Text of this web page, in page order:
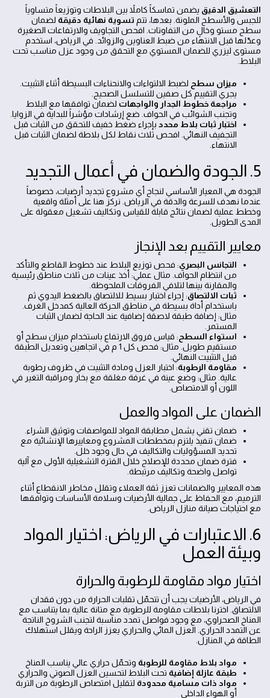
التعشيق الدقيق يضمن تماسكاً كاملاً بين البلاطات وتوزيعاً متساوياً
للجبس والأسطح الملونة. بعدها، تتم تسوية نهائية دقيقة لضمان
سطح مستو وخالٍ من التفاوتات. افحص التجاويف والارتفاعات الصغيرة
وعدّلها قبل الانتهاء من ضبط العناوين والزوائد. في الرياض، استخدم
مستوى ليزري للضمان المستوي مع التحقق من وجود عزل مناسب تحت
البلاط.
ميزان سطح لضبط الالتواءات والانحناءات البسيطة أثناء التثبيت.
يجري التقييم كل صفين للتسلسل الصحيح.
مراجعة خطوط الجدار والواجهات لضمان توافقها مع البلاط
وتجنب الشوائب في الحواف. ضع إرشادات مؤشراً للبداية في الزوايا.
اختبار ثبات بلاط محدد بإجراء ضغط خفيف للتحقق من الثبات قبل
التجفيف النهائي. افحص ثلاث نقاط لكل بلاطة لضمان الثبات قبل
الانتهاء.
5. الجودة والضمان في أعمال التجديد
الجودة هي المعيار الأساسي لنجاح أي مشروع تجديد أرضيات، خصوصاً
عندما نهدف للسرعة والدقة في الرياض. نركز هنا على أمثلة واقعية
وخطط عملية لضمان نتائج قابلة للقياس وتكاليف تشغيل معقولة على
المدى الطويل.
معايير التقييم بعد الإنجاز
التجانس البصري: فحص توزيع البلاط عند خطوط القاطع والتأكد
من انتظام الحواف. مثال عملي: أخذ عينات من ثلاث مناطق رئيسية
والمقارنة بينها لتلافي الفروقات الملحوظة.
ثبات الالتصاق: إجراء اختبار بسيط للالتصاق بالضغط اليدوي ثم
باستخدام أداة بسيطة في مناطق الحركة العالية كمدخل الغرف.
مثال: إضافة طبقة لاصقة إضافية عند الحاجة لضمان الثبات
المستمر.
استواء السطح: قياس فروق الارتفاع باستخدام ميزان سطح أو
مستقيم طويل. مثال: فحص كل 1 م في اتجاهين وتعديل الطبقة
قبل التثبيت النهائي.
مقاومة الرطوبة: اختبار العزل ومادة التثبيت في ظروف رطوبة
عالية. مثال: وضع عينة في غرفة مغلقة مع بخار ومراقبة التغير في
اللون أو الامتصاص.
الضمان على المواد والعمل
ضمان تقني يشمل مطابقة المواد للمواصفات وتوثيق الشراء.
ضمان تنفيذ يلتزم بمخططات المشروع ومعاييرها الإنشائية مع
تحديد المسؤوليات والتكاليف في حال وجود خلل.
فترة ضمان محددة للإصلاح خلال الفترة التشغيلية الأولى مع آلية
تواصل واضحة وتكاليف مرتبطة.
هذه المعايير والضمانات تعزز ثقة العملاء وتقلل مخاطر الانقطاع أثناء
الترميم، مع الحفاظ على جمالية الأرضيات وسلامة الأساسات وتوافقها
مع احتياجات صيانة منازل الرياض.
6. الاعتبارات في الرياض: اختيار المواد
وبيئة العمل
اختيار مواد مقاومة للرطوبة والحرارة
في الرياض، الأرضيات يجب أن تتحمّل تقلبات الحرارة من دون فقدان
الالتصاق. اخترنا بلاطات مقاومة للرطوبة مع متانة عالية بما يتناسب مع
المناخ الصحراوي، مع وجود فواصل تمدد مناسبة لتجنب الشروخ الناتجة
عن التمدد الحراري. العزل المائي والحراري يعزز الراحة ويقلل استهلاك
الطاقة في المنازل.
مواد بلاط مقاومة للرطوبة وتحمّل حراري عالي يناسب المناخ
طبقة عازلة إضافية تحت البلاط لتحسين العزل الصوتي والحراري
مواد ذات مسامية محدودة لتقليل امتصاص الرطوبة من التربة
أو الهواء الداخلي